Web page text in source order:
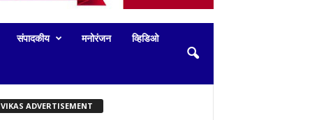
संपादकीय मनोरंजन व्हिडिओ
VIKAS ADVERTISEMENT